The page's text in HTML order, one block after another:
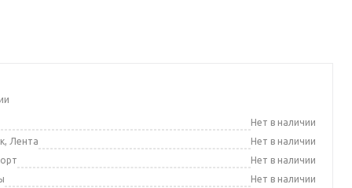
Нет в наличии
Лента
Нет в наличии
Нет в наличии
Нет в наличии